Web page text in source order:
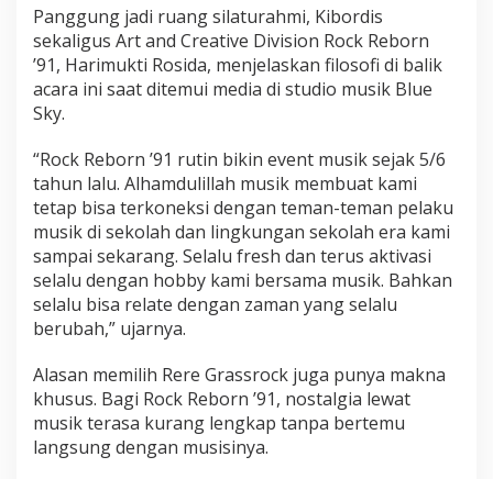
m
e
r
R
e
G
r
a
s
s
r
o
k
Panggung jadi ruang silaturahmi, Kibordis
sekaligus Art and Creative Division Rock Reborn
’91, Harimukti Rosida, menjelaskan filosofi di balik
acara ini saat ditemui media di studio musik Blue
Sky.
“Rock Reborn ’91 rutin bikin event musik sejak 5/6
tahun lalu. Alhamdulillah musik membuat kami
tetap bisa terkoneksi dengan teman-teman pelaku
musik di sekolah dan lingkungan sekolah era kami
sampai sekarang. Selalu fresh dan terus aktivasi
selalu dengan hobby kami bersama musik. Bahkan
selalu bisa relate dengan zaman yang selalu
berubah,” ujarnya.
Alasan memilih Rere Grassrock juga punya makna
khusus. Bagi Rock Reborn ’91, nostalgia lewat
musik terasa kurang lengkap tanpa bertemu
langsung dengan musisinya.